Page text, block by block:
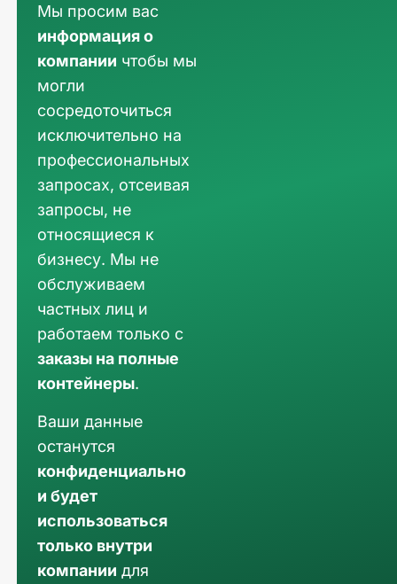
Мы просим вас
информация о
компании чтобы мы
могли
сосредоточиться
исключительно на
профессиональных
запросах, отсеивая
запросы, не
относящиеся к
бизнесу. Мы не
обслуживаем
частных лиц и
работаем только с
заказы на полные
контейнеры.
Ваши данные
останутся
конфиденциально
и будет
использоваться
только внутри
компании для